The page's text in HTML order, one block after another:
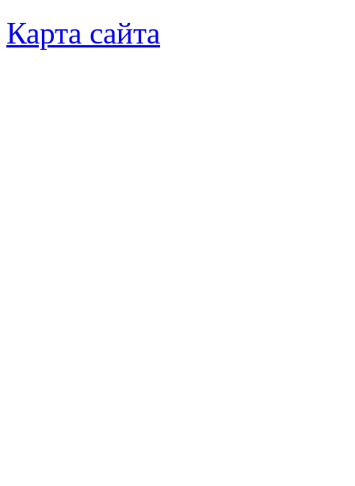
Карта сайта